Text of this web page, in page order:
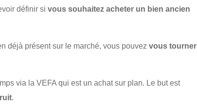
définir si vous souhaitez acheter un bien ancien
déjà présent sur le marché, vous pouvez vous tourner
via la VEFA qui est un achat sur plan. Le but est
.